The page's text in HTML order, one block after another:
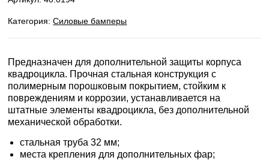
Категория:Силовые бамперы
Предназначен для дополнительной защиты корпуса
квадроцикла. Прочная стальная конструкция с
полимерным порошковым покрытием, стойким к
повреждениям и коррозии, устанавливается на
штатные элементы квадроцикла, без дополнительной
механической обработки.
стальная труба 32 мм;
места крепления для дополнительных фар;